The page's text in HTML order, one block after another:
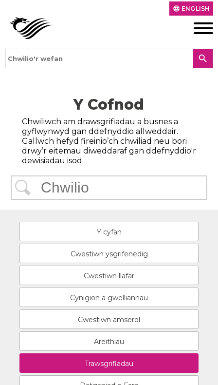
language ENGLISH
search
Y Cofnod
Chwiliwch am drawsgrifiadau a busnes a
gyflwynwyd gan ddefnyddio allweddair.
Gallwch hefyd fireinio’ch chwiliad neu bori
drwy’r eitemau diweddaraf gan ddefnyddio'r
dewisiadau isod.
Y cyfan
Cwestiwn ysgrifenedig
Cwestiwn llafar
Cynigion a gwelliannau
Cwestiwn amserol
Areithiau
Trawsgrifiadau